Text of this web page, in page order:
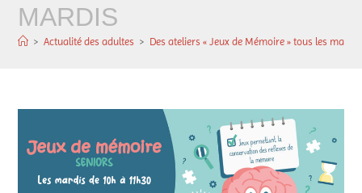
MARDIS
> Actualité des adultes > Des ateliers « Jeux de Mémoire » tous les mardis